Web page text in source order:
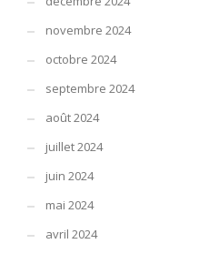
novembre 2024
octobre 2024
septembre 2024
août 2024
juillet 2024
juin 2024
mai 2024
avril 2024